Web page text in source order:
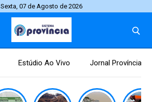
Sexta, 07 de Agosto de 2026
Estúdio Ao Vivo Jornal Província